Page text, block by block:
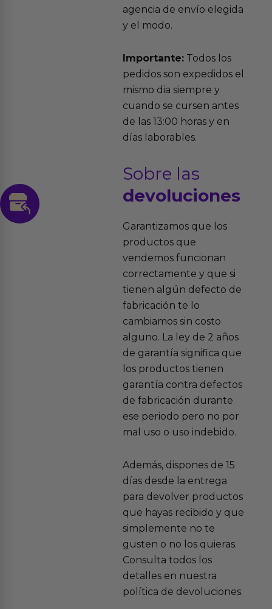
agencia de envío elegida
y el modo.
Importante:Todos los
pedidos son expedidos el
mismo dia siempre y
cuando se cursen antes
de las 13:00 horas y en
días laborables.
Sobre las
devoluciones
Garantizamos que los
productos que
vendemos funcionan
correctamente y que si
tienen algún defecto de
fabricación te lo
cambiamos sin costo
alguno. La ley de 2 años
de garantía significa que
los productos tienen
garantía contra defectos
de fabricación durante
ese periodo pero no por
mal uso o uso indebido.
Además, dispones de 15
días desde la entrega
para devolver productos
que hayas recibido y que
simplemente no te
gusten o no los quieras.
Consulta todos los
detalles en nuestra
política de devoluciones.